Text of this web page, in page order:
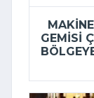
GEMISI